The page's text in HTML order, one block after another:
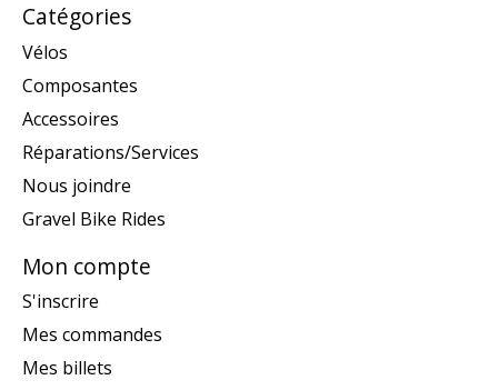
Catégories
Vélos
Composantes
Accessoires
Réparations/Services
Nous joindre
Gravel Bike Rides
Mon compte
S'inscrire
Mes commandes
Mes billets